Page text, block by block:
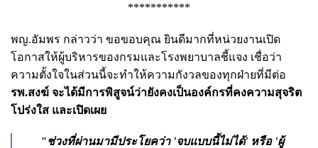
***********
พญ.อัมพร กล่าวว่า ขอขอบคุณ ยินดีมากที่หน่วยงานเปิด
โอกาสให้ผู้บริหารของกรมและโรงพยาบาลชี้แจง เชื่อว่า
ความตั้งใจในส่วนนี้จะทำให้ความกังวลของทุกฝ่ายที่มีต่อ
รพ.สงฆ์ จะได้มีการพิสูจน์ว่ายังคงเป็นองค์กรที่คงความสุจริต
โปร่งใส และเปิดเผย
"ช่วงที่ผ่านมามีประโยคว่า 'จบแบบนี้ไม่ได้' หรือ 'ผู้